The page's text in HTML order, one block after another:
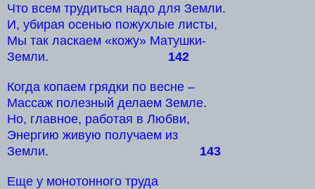
Что всем трудиться надо для Земли.
И, убирая осенью пожухлые листы,
Мы так ласкаем «кожу» Матушки-
Земли. 142
Когда копаем грядки по весне –
Массаж полезный делаем Земле.
Но, главное, работая в Любви,
Энергию живую получаем из
Земли. 143
Еще у монотонного труда